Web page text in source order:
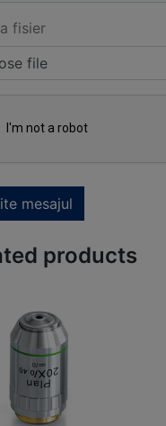
fisier
file
mesajul
products